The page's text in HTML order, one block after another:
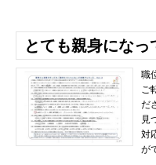
とても親身にな
職
ご
だ
見
対
が